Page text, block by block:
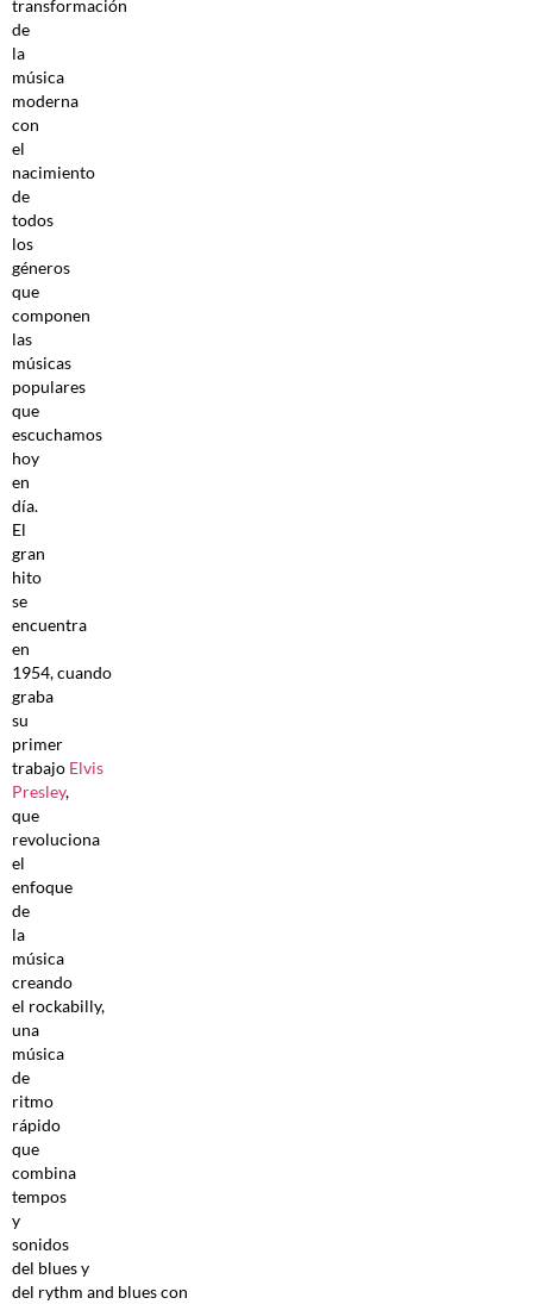
transformación
de
la
música
moderna
con
el
nacimiento
de
todos
los
géneros
que
componen
las
músicas
populares
que
escuchamos
hoy
en
día.
El
gran
hito
se
encuentra
en
1954, cuando
graba
su
primer
trabajo Elvis
Presley,
que
revoluciona
el
enfoque
de
la
música
creando
el rockabilly,
una
música
de
ritmo
rápido
que
combina
tempos
y
sonidos
del blues y
del rythm and blues con